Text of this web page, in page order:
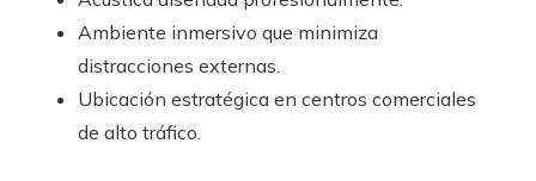
Ambiente inmersivo que minimiza
distracciones externas.
Ubicación estratégica en centros comerciales
de alto tráfico.